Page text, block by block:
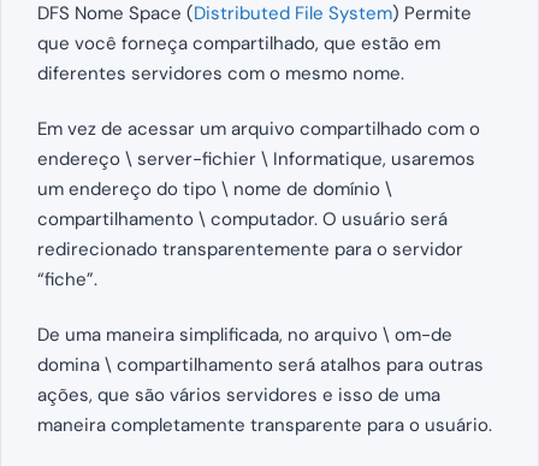
DFS Nome Space (Distributed File System) Permite
que você forneça compartilhado, que estão em
diferentes servidores com o mesmo nome.
Em vez de acessar um arquivo compartilhado com o
endereço \ server-fichier \ Informatique, usaremos
um endereço do tipo \ nome de domínio \
compartilhamento \ computador. O usuário será
redirecionado transparentemente para o servidor
“fiche”.
De uma maneira simplificada, no arquivo \ om-de
domina \ compartilhamento será atalhos para outras
ações, que são vários servidores e isso de uma
maneira completamente transparente para o usuário.